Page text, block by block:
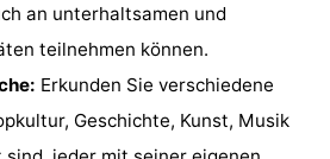
an unterhaltsamen und
teilnehmen können.
Erkunden Sie verschiedene
Geschichte, Kunst, Musik